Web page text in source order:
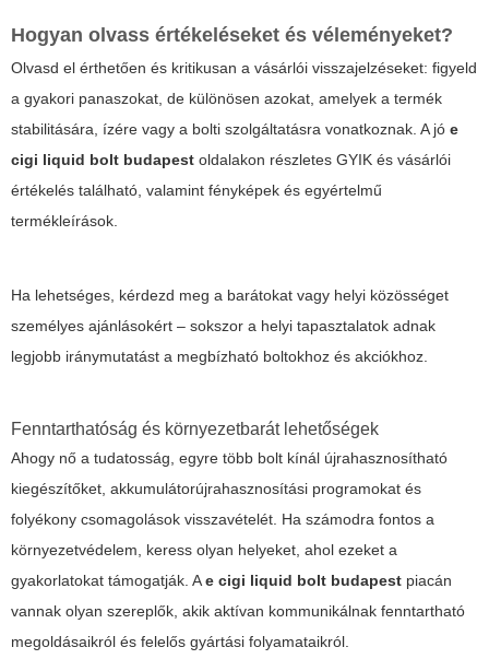
Hogyan olvass értékeléseket és véleményeket?
Olvasd el érthetően és kritikusan a vásárlói visszajelzéseket: figyeld
a gyakori panaszokat, de különösen azokat, amelyek a termék
stabilitására, ízére vagy a bolti szolgáltatásra vonatkoznak. A jó e
cigi liquid bolt budapest oldalakon részletes GYIK és vásárlói
értékelés található, valamint fényképek és egyértelmű
termékleírások.
Ha lehetséges, kérdezd meg a barátokat vagy helyi közösséget
személyes ajánlásokért – sokszor a helyi tapasztalatok adnak
legjobb iránymutatást a megbízható boltokhoz és akciókhoz.
Fenntarthatóság és környezetbarát lehetőségek
Ahogy nő a tudatosság, egyre több bolt kínál újrahasznosítható
kiegészítőket, akkumulátorújrahasznosítási programokat és
folyékony csomagolások visszavételét. Ha számodra fontos a
környezetvédelem, keress olyan helyeket, ahol ezeket a
gyakorlatokat támogatják. Ae cigi liquid bolt budapest piacán
vannak olyan szereplők, akik aktívan kommunikálnak fenntartható
megoldásaikról és felelős gyártási folyamataikról.